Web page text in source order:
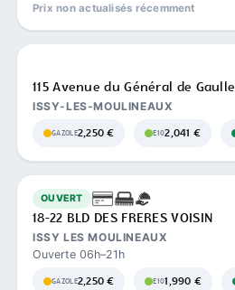
Prix non actualisés récemment
115 Avenue du Général de Gaulle
ISSY-LES-MOULINEAUX
GAZOLE2,250 € E102,041 €
OUVERT
18-22 BLD DES FRERES VOISIN
ISSY LES MOULINEAUX
Ouverte 06h–21h
GAZOLE2,250 € E101,990 €